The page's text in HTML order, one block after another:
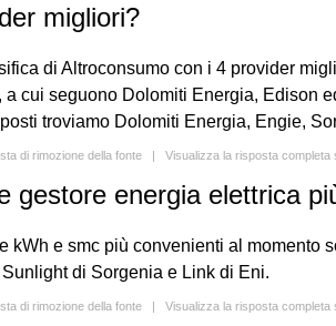
migliori?
di Altroconsumo con i 4 provider
a cui seguono Dolomiti Energia, Edison
troviamo Dolomiti Energia, Engie,
di rimozione della fonte | Visualizza la risposta completa
gestore energia elettrica
kWh e smc più convenienti al momento
Sunlight di Sorgenia e Link di Eni.
di rimozione della fonte | Visualizza la risposta completa